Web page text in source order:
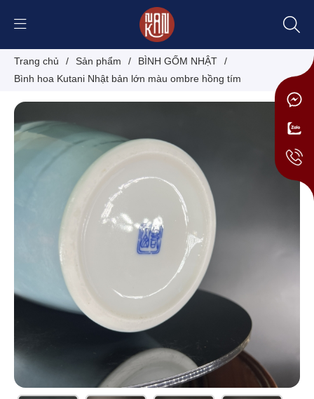
Trang chủ / Sản phẩm / BÌNH GỐM NHẬT
/
Bình hoa Kutani Nhật bản lớn màu ombre hồng tím